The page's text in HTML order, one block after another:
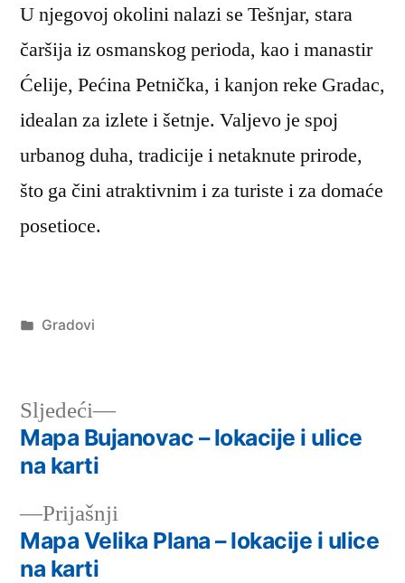
U njegovoj okolini nalazi se Tešnjar, stara
čaršija iz osmanskog perioda, kao i manastir
Ćelije, Pećina Petnička, i kanjon reke Gradac,
idealan za izlete i šetnje. Valjevo je spoj
urbanog duha, tradicije i netaknute prirode,
što ga čini atraktivnim i za turiste i za domaće
posetioce.
Објављено
Gradovi
Кретање
чланка
PrijašnjiПретходни
чланак:
Mapa Velika Plana – lokacije i ulice
na karti
Sljedeći
Следећи
чланак:
Mapa Bujanovac – lokacije i ulice
na karti